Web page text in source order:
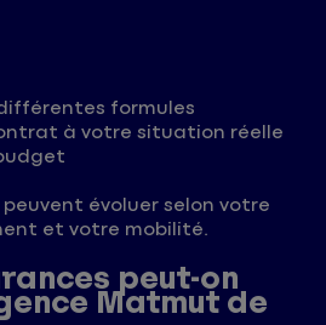
formules
à votre situation réelle
évoluer selon votre
et votre mobilité.
peut-on
Matmut de